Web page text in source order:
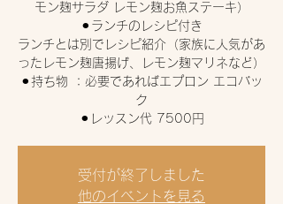
モン麹サラダ レモン麹お魚ステーキ）
⚫︎ランチのレシピ付き
ランチとは別でレシピ紹介（家族に人気があ
ったレモン麹唐揚げ、レモン麹マリネなど）
⚫︎持ち物 ：必要であればエプロン エコバッ
ク
⚫︎レッスン代 7500円
受付が終了しました
他のイベントを見る